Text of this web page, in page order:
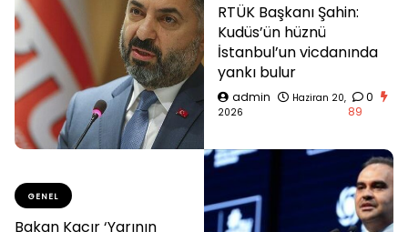
RTÜK Başkanı Şahin:
Kudüs’ün hüznü
İstanbul’un vicdanında
yankı bulur
admin
Haziran 20,
2026
0
89
GENEL
Bakan Kacır ‘Yarının